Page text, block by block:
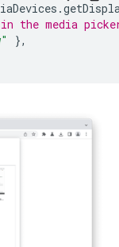
.
the media
},